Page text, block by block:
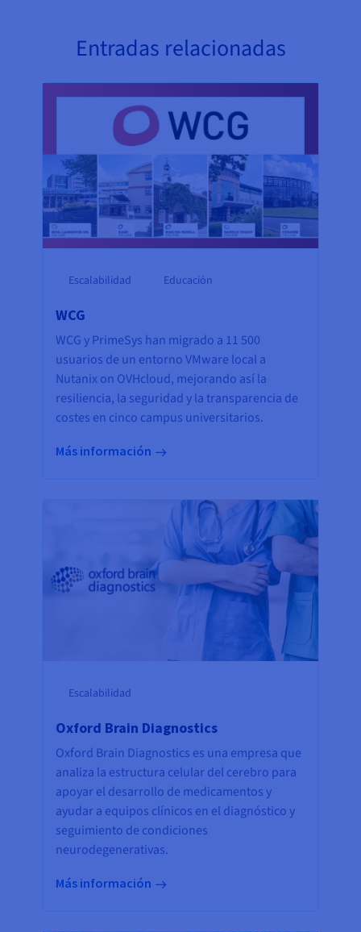
Entradas relacionadas
Escalabilidad Educación
WCG
WCG y PrimeSys han migrado a 11 500
usuarios de un entorno VMware local a
Nutanix on OVHcloud, mejorando así la
resiliencia, la seguridad y la transparencia de
costes en cinco campus universitarios.
Más información
Escalabilidad
Oxford Brain Diagnostics
Oxford Brain Diagnostics es una empresa que
analiza la estructura celular del cerebro para
apoyar el desarrollo de medicamentos y
ayudar a equipos clínicos en el diagnóstico y
seguimiento de condiciones
neurodegenerativas.
Más información